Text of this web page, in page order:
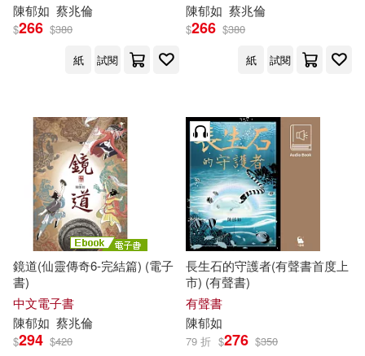
陳郁如 蔡兆倫
$266 $380
紙
試閱
陳郁如 蔡兆倫
$266 $380
紙
試閱
鏡道(仙靈傳奇6-完結篇) (電子
書)
中文電子書
陳郁如 蔡兆倫
$294 $420
長生石的守護者(有聲書首度上
市) (有聲書)
有聲書
陳郁如
79 折 $276 $350